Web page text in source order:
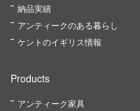
納品実績
アンティークのある暮らし
ケントのイギリス情報
Products
アンティーク家具